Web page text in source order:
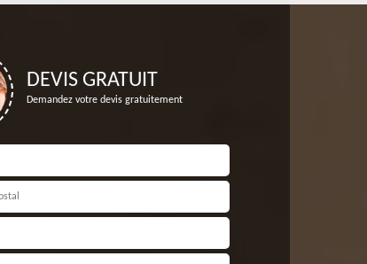
DEVIS GRATUIT
Demandez votre devis gratuitement